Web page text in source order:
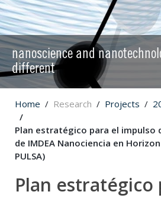
nanoscience and
different
Home Research Projects
Plan estratégico para el impulso
de IMDEA Nanociencia en
PULSA)
Plan estratégico